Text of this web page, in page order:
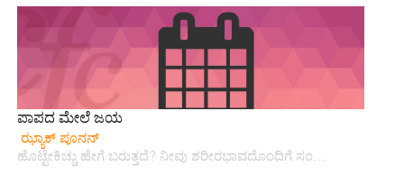
ಪಾಪದ ಮೇಲೆ ಜಯ
ಝ್ಯಾಕ್ ಪೂನನ್
ಹೊಟ್ಟೇಕಿಚ್ಚು ಹೇಗೆ ಬರುತ್ತದೆ? ನೀವು ಶರೀರಭಾವದೊಂದಿಗೆ ಸಂ…